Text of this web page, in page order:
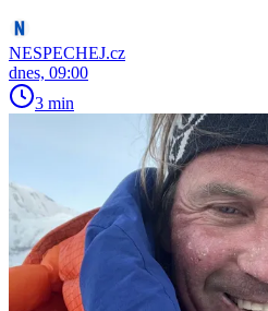
NESPECHEJ.cz
dnes, 09:00
3 min